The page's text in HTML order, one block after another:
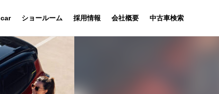
ショールーム 採用情報 会社概要 中古車検索